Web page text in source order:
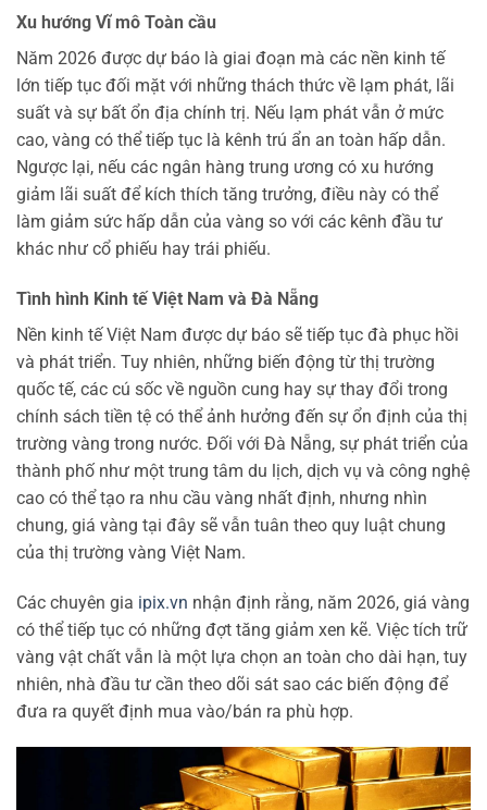
Xu hướng Vĩ mô Toàn cầu
Năm 2026 được dự báo là giai đoạn mà các nền kinh tế
lớn tiếp tục đối mặt với những thách thức về lạm phát, lãi
suất và sự bất ổn địa chính trị. Nếu lạm phát vẫn ở mức
cao, vàng có thể tiếp tục là kênh trú ẩn an toàn hấp dẫn.
Ngược lại, nếu các ngân hàng trung ương có xu hướng
giảm lãi suất để kích thích tăng trưởng, điều này có thể
làm giảm sức hấp dẫn của vàng so với các kênh đầu tư
khác như cổ phiếu hay trái phiếu.
Tình hình Kinh tế Việt Nam và Đà Nẵng
Nền kinh tế Việt Nam được dự báo sẽ tiếp tục đà phục hồi
và phát triển. Tuy nhiên, những biến động từ thị trường
quốc tế, các cú sốc về nguồn cung hay sự thay đổi trong
chính sách tiền tệ có thể ảnh hưởng đến sự ổn định của thị
trường vàng trong nước. Đối với Đà Nẵng, sự phát triển của
thành phố như một trung tâm du lịch, dịch vụ và công nghệ
cao có thể tạo ra nhu cầu vàng nhất định, nhưng nhìn
chung, giá vàng tại đây sẽ vẫn tuân theo quy luật chung
của thị trường vàng Việt Nam.
Các chuyên gia ipix.vn nhận định rằng, năm 2026, giá vàng
có thể tiếp tục có những đợt tăng giảm xen kẽ. Việc tích trữ
vàng vật chất vẫn là một lựa chọn an toàn cho dài hạn, tuy
nhiên, nhà đầu tư cần theo dõi sát sao các biến động để
đưa ra quyết định mua vào/bán ra phù hợp.